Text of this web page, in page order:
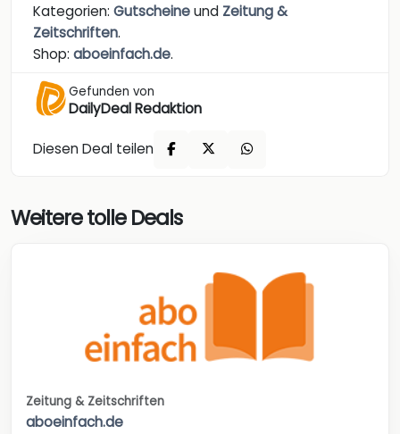
Kategorien: Gutscheineund Zeitung &
Zeitschriften.
Shop: aboeinfach.de.
Gefunden von
DailyDeal Redaktion
Diesen Deal teilen
Weitere tolle Deals
Zeitung & Zeitschriften
aboeinfach.de